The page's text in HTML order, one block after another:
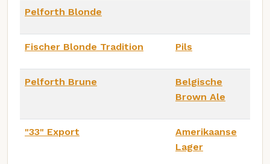
Pelforth Blonde
Fischer Blonde Tradition Pils
Pelforth Brune
Belgische
Brown Ale
"33" Export
Amerikaanse
Lager